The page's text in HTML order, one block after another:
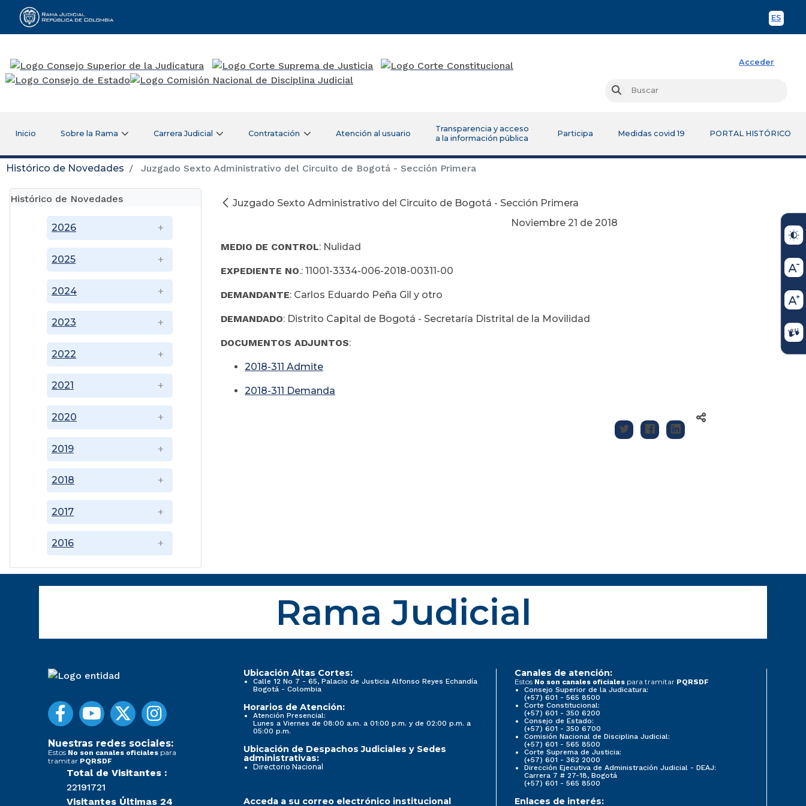
ES
Rama Judicial
Acceder
Buscar
Inicio Sobre la Rama Carrera Judicial Contratación Atención al usuario
Transparencia y acceso
a la información pública
Participa Medidas covid 19 PORTAL HISTÓRICO
Histórico de Novedades Juzgado Sexto Administrativo del Circuito de Bogotá - Sección Primera
Histórico de Novedades
2016
2017
2018
2019
2020
2021
2022
2023
2024
2025
2026
Juzgado Sexto Administrativo del Circuito de Bogotá - Sección Primera
Noviembre 21 de 2018
MEDIO DE CONTROL: Nulidad
EXPEDIENTE NO.: 11001-3334-006-2018-00311-00
DEMANDANTE: Carlos Eduardo Peña Gil y otro
DEMANDADO: Distrito Capital de Bogotá - Secretaría Distrital de la Movilidad
DOCUMENTOS ADJUNTOS:
2018-311 Admite
2018-311 Demanda
Rama Judicial
Nuestras redes sociales:
Estos No son canales oficiales para
tramitar PQRSDF
Total de Visitantes :
22191721
Visitantes Últimas 24
Ubicación Altas Cortes:
Calle 12 No 7 - 65, Palacio de Justicia Alfonso Reyes Echandía
Bogotá - Colombia
Horarios de Atención:
Atención Presencial:
Lunes a Viernes de 08:00 a.m. a 01:00 p.m. y de 02:00 p.m. a
05:00 p.m.
Ubicación de Despachos Judiciales y Sedes
administrativas:
Directorio Nacional
Canales de atención:
Estos No son canales oficiales para tramitar PQRSDF
Consejo Superior de la Judicatura:
(+57) 601 - 565 8500
Corte Constitucional:
(+57) 601 - 350 6200
Consejo de Estado:
(+57) 601 - 350 6700
Comisión Nacional de Disciplina Judicial:
(+57) 601 - 565 8500
Corte Suprema de Justicia:
(+57) 601 - 362 2000
Dirección Ejecutiva de Administración Judicial - DEAJ:
Carrera 7 # 27-18, Bogotá
(+57) 601 - 565 8500
Acceda a su correo electrónico institucional Enlaces de interés: